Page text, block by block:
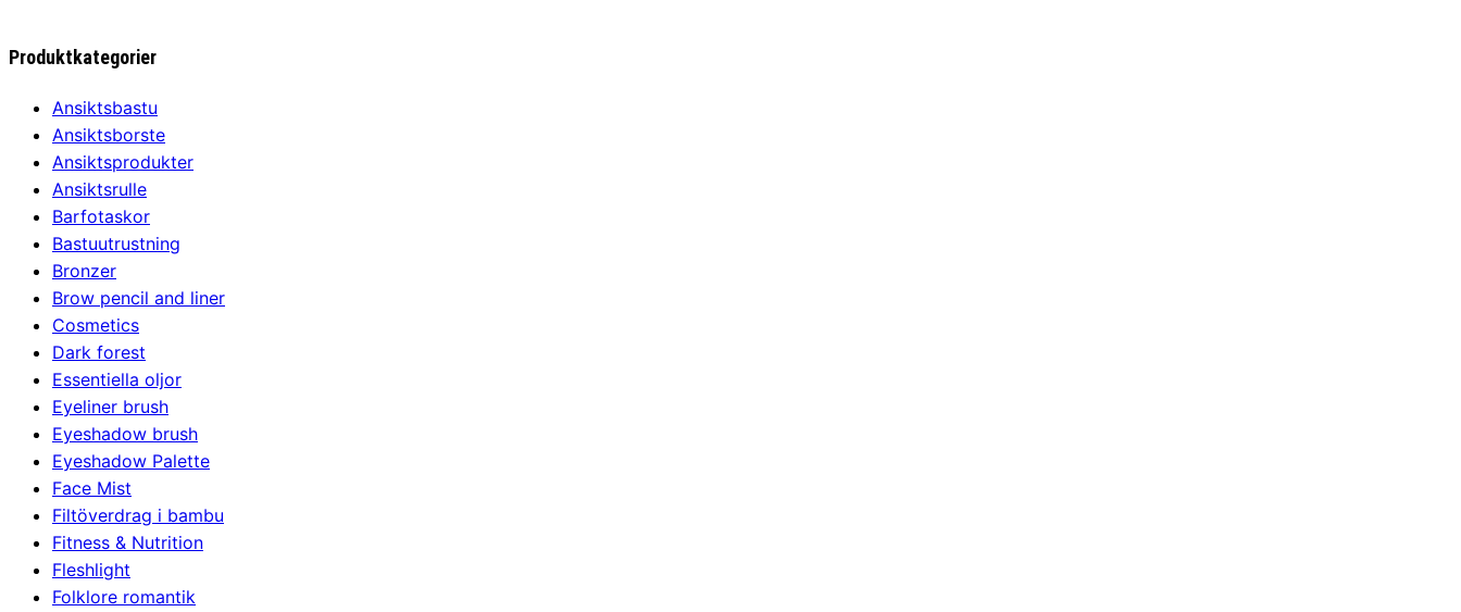
Produktkategorier
Ansiktsbastu
Ansiktsborste
Ansiktsprodukter
Ansiktsrulle
Barfotaskor
Bastuutrustning
Bronzer
Brow pencil and liner
Cosmetics
Dark forest
Essentiella oljor
Eyeliner brush
Eyeshadow brush
Eyeshadow Palette
Face Mist
Filtöverdrag i bambu
Fitness & Nutrition
Fleshlight
Folklore romantik